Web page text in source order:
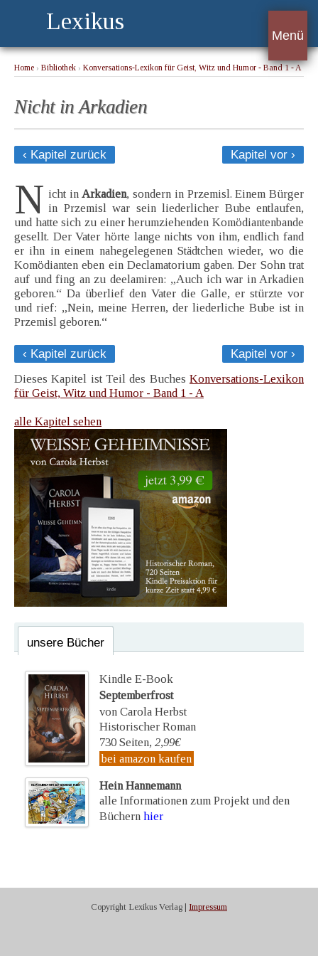
Lexikus
Menü
Home › Bibliothek › Konversations-Lexikon für Geist, Witz und Humor - Band 1 - A
Nicht in Arkadien
‹ Kapitel zurück Kapitel vor ›
N icht inArkadien, sondern in Przemisl. Einem Bürger
in Przemisl war sein liederlicher Bube entlaufen,
und hatte sich zu einer herumziehenden Komödiantenbande
gesellt. Der Vater hörte lange nichts von ihm, endlich fand
er ihn in einem nahegelegenen Städtchen wieder, wo die
Komödianten eben ein Declamatorium gaben. Der Sohn trat
auf und fing an zu deelamiren: „Auch ich war in Arkadien
geboren.“ Da überlief den Vater die Galle, er stürzte vor
und rief: „Nein, meine Herren, der liederliche Bube ist in
Przemisl geboren.“
‹ Kapitel zurück
Kapitel vor ›
Dieses Kapitel ist Teil des Buches Konversations-Lexikon
für Geist, Witz und Humor - Band 1 - A
alle Kapitel sehen
unsere Bücher
Kindle E-Book
Septemberfrost
von Carola Herbst
Historischer Roman
730 Seiten, 2,99€
bei amazon kaufen
Hein Hannemann
alle Informationen zum Projekt und den
Büchern hier
Copyright Lexikus Verlag | Impressum